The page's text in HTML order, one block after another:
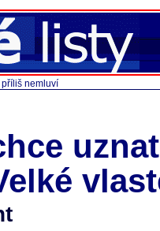
nemluví